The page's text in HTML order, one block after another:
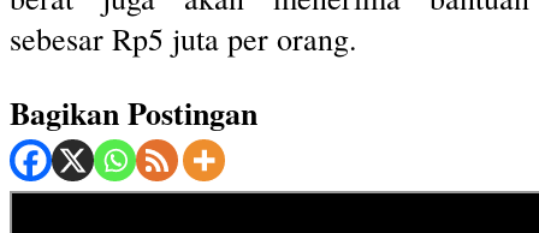
sebesar Rp5 juta per orang.
Bagikan Postingan